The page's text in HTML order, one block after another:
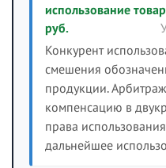
использование
руб.
Конкурент
смешения
продукции.
компенсацию в
права
дальнейшее